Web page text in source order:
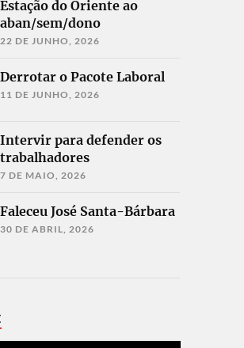
Estação do Oriente ao
aban/sem/dono
22 DE JUNHO, 2026
Derrotar o Pacote Laboral
11 DE JUNHO, 2026
Intervir para defender os
trabalhadores
7 DE MAIO, 2026
Faleceu José Santa-Bárbara
30 DE ABRIL, 2026